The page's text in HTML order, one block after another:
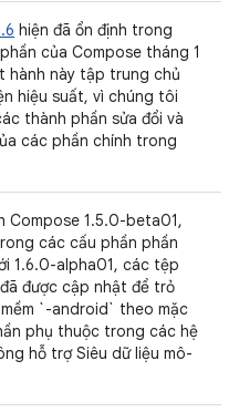
hiện đã ổn định trong
của Compose tháng 1
hành này tập trung chủ
hiệu suất, vì chúng tôi
thành phần sửa đổi và
các phần chính trong
Compose 1.5.0-beta01,
các cấu phần phần
1.6.0-alpha01, các tệp
được cập nhật để trỏ
`-android` theo mặc
phụ thuộc trong các hệ
hỗ trợ Siêu dữ liệu mô-